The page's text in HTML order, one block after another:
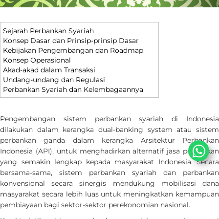
Sejarah Perbankan Syariah
Konsep Dasar dan Prinsip-prinsip Dasar
Kebijakan Pengembangan dan Roadmap
Konsep Operasional
Akad-akad dalam Transaksi
Undang-undang dan Regulasi
Perbankan Syariah dan Kelembagaannya
Pengembangan sistem perbankan syariah di Indonesia
dilakukan dalam kerangka dual-banking system atau sistem
perbankan ganda dalam kerangka Arsitektur Perbankan
Indonesia (API), untuk menghadirkan alternatif jasa perbankan
yang semakin lengkap kepada masyarakat Indonesia. Secara
bersama-sama, sistem perbankan syariah dan perbankan
konvensional secara sinergis mendukung mobilisasi dana
masyarakat secara lebih luas untuk meningkatkan kemampuan
pembiayaan bagi sektor-sektor perekonomian nasional.